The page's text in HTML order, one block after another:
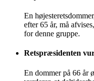
En
efter 65 år, må
for denne gruppe.
Retspræsidenten
En dommer på 66 år